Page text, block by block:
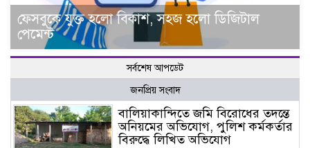
ফেসবুকে যুক্ত হলো বিকাশ, সহজ হলো ডিজিটাল
পেমেন্ট
সর্বশেষ আপডেট
জনপ্রিয় সংবাদ
বালিয়াকান্দিতে জমি বিরোধের তদন্তে
অনিয়মের অভিযোগ, পুলিশ কর্মকর্তার
বিরুদ্ধে লিখিত অভিযোগ